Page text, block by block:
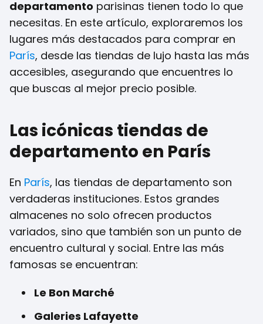
departamento parisinas tienen todo lo que
necesitas. En este artículo, exploraremos los
lugares más destacados para comprar en
París, desde las tiendas de lujo hasta las más
accesibles, asegurando que encuentres lo
que buscas al mejor precio posible.
Las icónicas tiendas de
departamento en París
En París, las tiendas de departamento son
verdaderas instituciones. Estos grandes
almacenes no solo ofrecen productos
variados, sino que también son un punto de
encuentro cultural y social. Entre las más
famosas se encuentran:
Le Bon Marché
Galeries Lafayette